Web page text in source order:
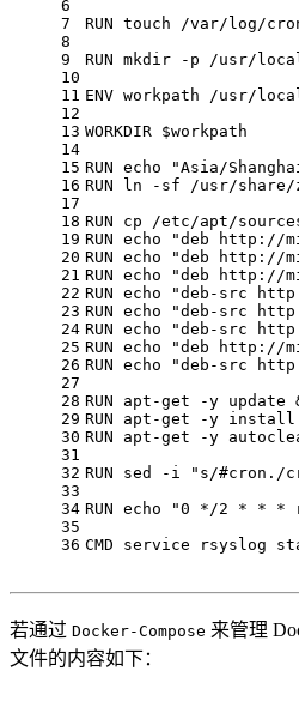
6
7
8
9
10
11
12
13
14
15
16
17
18
19
20
21
22
23
24
25
26
27
28
29
30
31
32
33
34
35
36
RUN touch /var/ log /
RUN mkdir -p /usr/
ENV workpath /usr/
WORKDIR $workpath
RUN echo "Asia/
RUN ln -sf /usr/share/
RUN cp /etc/apt/
RUN echo
"deb http://
RUN echo
"deb http://
RUN echo
"deb http://
RUN echo
"deb-src
RUN echo
"deb-src
RUN echo
"deb-src
RUN echo
"deb http://
RUN echo
"deb-src
RUN apt-get -y update
RUN apt-get -y install
RUN apt-get -y
RUN sed -i "s/#cron./
RUN echo
"0 */2 * * *
CMD service rsyslog
若通过 Docker-Compose 来管理
文件的内容如下：